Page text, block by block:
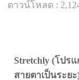
ดาวน์โหลด :
Stretchly (โปร
สายตาเป็นระยะ